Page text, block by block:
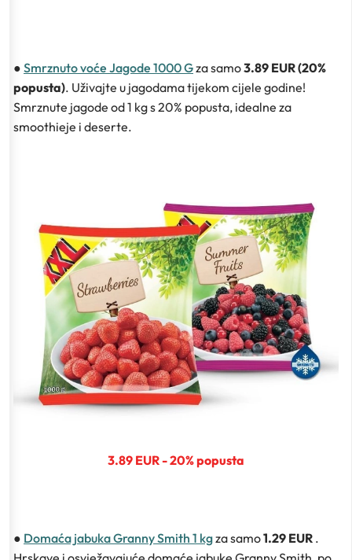
● Smrznuto voće Jagode 1000 Gza samo3.89 EUR (20%
popusta). Uživajte u jagodama tijekom cijele godine!
Smrznute jagode od 1 kg s 20% popusta, idealne za
smoothieje i deserte.
3.89 EUR - 20% popusta
● Domaća jabuka Granny Smith 1 kgza samo1.29 EUR .